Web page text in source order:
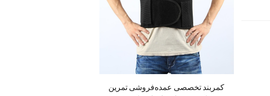
کمربند تخصصی عمده‌فروشی تمرین